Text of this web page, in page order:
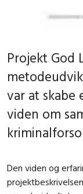
Projekt God
var at skabe
viden om
Den viden og